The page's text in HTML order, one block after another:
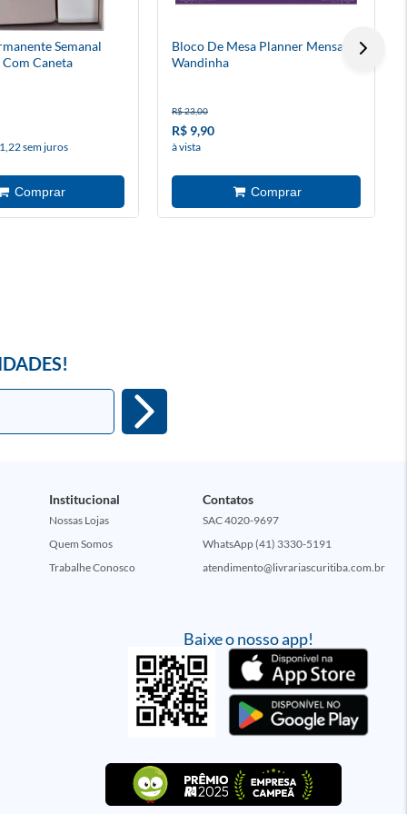
Semanal
Caneta
sem juros
Bloco De Mesa Planner Mensal
Wandinha
R$ 23,00
R$ 9,90
à vista
Baixe o nosso app!
Institucional
Nossas Lojas
Quem Somos
Trabalhe Conosco
Contatos
SAC 4020-9697
WhatsApp (41) 3330-5191
atendimento@livrariascuritiba.com.br